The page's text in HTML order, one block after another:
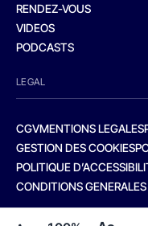
RENDEZ-VOUS
VIDEOS
PODCASTS
LEGAL
CGVMENTIONS LEGALES
GESTION DES COOKIES
POLITIQUE
CONDITIONS